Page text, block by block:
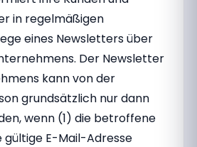
in regelmäßigen
eines Newsletters über
Der Newsletter
kann von der
grundsätzlich nur dann
wenn (1) die betroffene
gültige E-Mail-Adresse